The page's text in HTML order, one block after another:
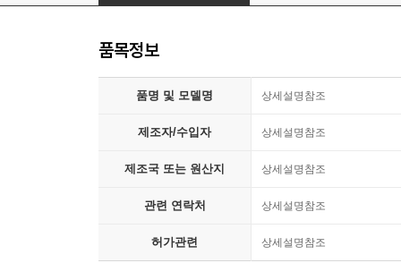
품목정보
품명 및 모델명 상세설명참조
제조자/수입자 상세설명참조
제조국 또는 원산지 상세설명참조
관련 연락처 상세설명참조
허가관련 상세설명참조